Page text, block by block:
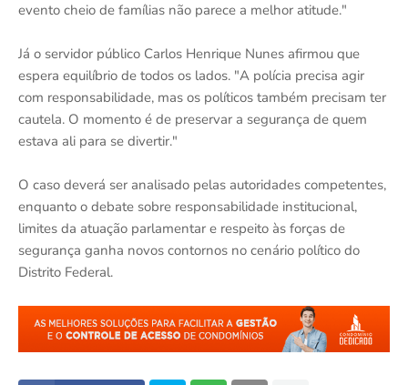
evento cheio de famílias não parece a melhor atitude."
Já o servidor público Carlos Henrique Nunes afirmou que
espera equilíbrio de todos os lados. "A polícia precisa agir
com responsabilidade, mas os políticos também precisam ter
cautela. O momento é de preservar a segurança de quem
estava ali para se divertir."
O caso deverá ser analisado pelas autoridades competentes,
enquanto o debate sobre responsabilidade institucional,
limites da atuação parlamentar e respeito às forças de
segurança ganha novos contornos no cenário político do
Distrito Federal.